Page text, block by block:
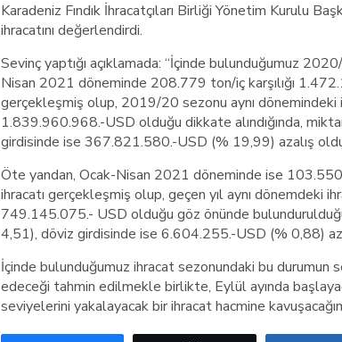
Karadeniz Fındık İhracatçıları Birliği Yönetim Kurulu
ihracatını değerlendirdi.
Sevinç yaptığı açıklamada: “İçinde bulunduğumuz
Nisan 2021 döneminde 208.779 ton/iç karşılığı
gerçekleşmiş olup, 2019/20 sezonu aynı dönemindeki
1.839.960.968.-USD olduğu dikkate alındığında,
girdisinde ise 367.821.580.-USD (% 19,99) azalış
Öte yandan, Ocak-Nisan 2021 döneminde ise 103.550
ihracatı gerçekleşmiş olup, geçen yıl aynı dönemdeki
749.145.075.- USD olduğu göz önünde
4,51), döviz girdisinde ise 6.604.255.-USD (% 0,88)
İçinde bulunduğumuz ihracat sezonundaki bu durumun
edeceği tahmin edilmekle birlikte, Eylül ayında
seviyelerini yakalayacak bir ihracat hacmine